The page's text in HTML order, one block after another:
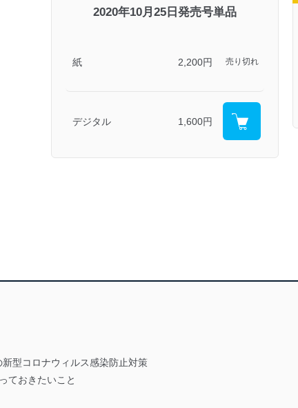
2020年10月25日発売号単品
紙 2,200円 売り切れ
デジタル 1,600円
型コロナウィルス感染防止対策
ておきたいこと